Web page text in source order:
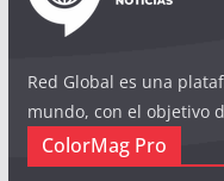
Red Global es una
mundo, con el objetivo
ColorMag Pro